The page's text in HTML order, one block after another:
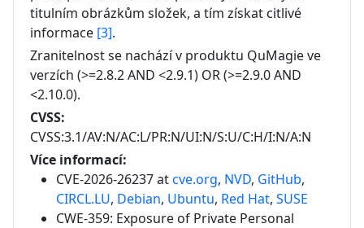
titulním obrázkům složek, a tím získat citlivé
informace [3].
Zranitelnost se nachází v produktu QuMagieve
verzích (>=2.8.2 AND <2.9.1) OR (>=2.9.0 AND
<2.10.0).
CVSS:
CVSS:3.1/AV:N/AC:L/PR:N/UI:N/S:U/C:H/I:N/A:N
Více informací:
CVE-2026-26237 atcve.org, NVD, GitHub,
CIRCL.LU, Debian, Ubuntu, Red Hat, SUSE
CWE-359: Exposure of Private Personal